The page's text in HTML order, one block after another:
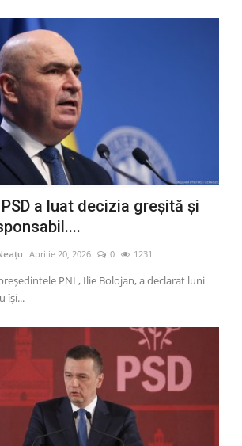
a luat decizia greşită şi
Aprilie 20, 2026 0 1231
PNL, Ilie Bolojan, a declarat luni
își...